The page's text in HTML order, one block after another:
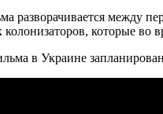
разворачивается между
колонизаторов, которые
в Украине